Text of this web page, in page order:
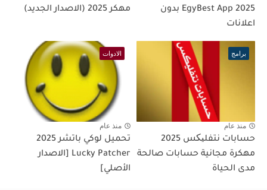
2025 EgyBest App بدون
اعلانات
مهكر 2025 (الاصدار الجديد)
برامج
منذ عام
حسابات نتفلیکس 2025
مهكرة مجانية حسابات صالحة
مدى الحياة
الادوات
منذ عام
تحميل لوكي باتشر 2025
Lucky Patcher [الاصدار
الأصلي]